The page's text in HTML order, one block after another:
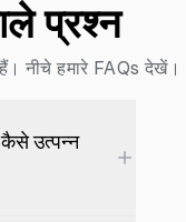
प्रश्न
नीचे हमारे FAQs देखें।
उत्पन्न